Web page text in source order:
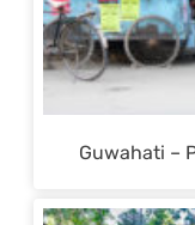
Guwahati –